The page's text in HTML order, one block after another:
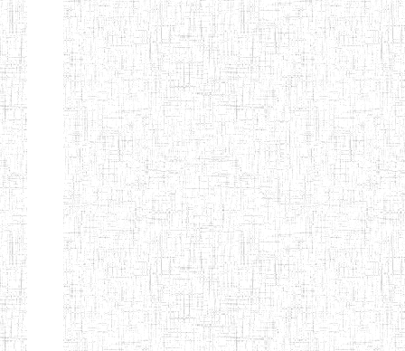
LA
PERFORMANCE
ENIET PRIVEE
LES FERMIONS
25/07/2013 ENIET
ENIET PRIVEE DE
L'OUEST
17/04/2014 ENIET
ENIET LE
NORMALIEN
CITOYEN
30/10/2014 ENIET
ENIEG PRIVEE
04/08/2010 ENIEG